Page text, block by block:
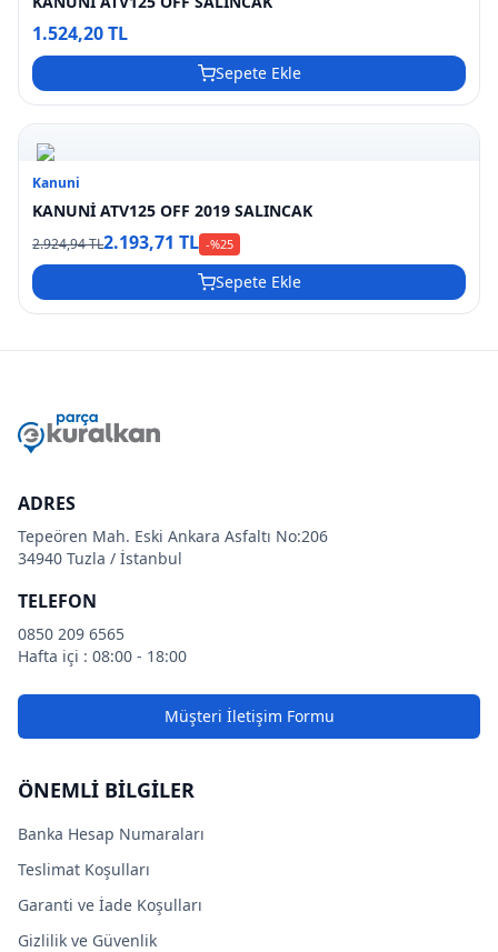
1.524,20 TL
Sepete Ekle
Kanuni
KANUNİ ATV125 OFF 2019 SALINCAK
2.924,94 TL2.193,71 TL -%25
Sepete Ekle
ADRES
Tepeören Mah. Eski Ankara Asfaltı No:206
34940 Tuzla / İstanbul
TELEFON
0850 209 6565
Hafta içi : 08:00 - 18:00
Müşteri İletişim Formu
ÖNEMLİ BİLGİLER
Banka Hesap Numaraları
Teslimat Koşulları
Garanti ve İade Koşulları
Gizlilik ve Güvenlik